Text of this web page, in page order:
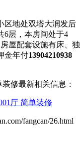
区地处双塔大润发后
6层，本房间处于4
屋配套设施有床、独
金年付13904210938
修最新相关信息：
厅 简单装修
fangcan/26.html